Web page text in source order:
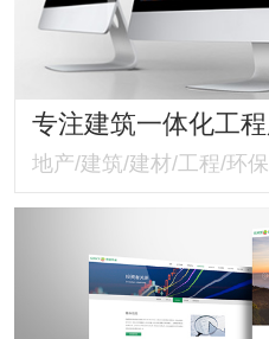
地产/建筑/建材/工程/环保